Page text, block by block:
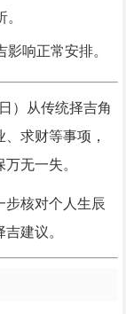
响正常安排。
）从传统择吉角
、求财等事项，
无一失。
步核对个人生辰
建议。